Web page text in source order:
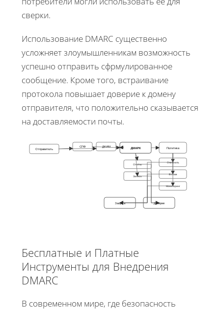
сверки.
Использование DMARC существенно
усложняет злоумышленникам возможность
успешно отправить сфрмулированное
сообщение. Кроме того, встраивание
протокола повышает доверие к домену
отправителя, что положительно сказывается
на доставляемости почты.
Отправитель
СПФ ДКИМ ДМАРК Политика
Отчёты
Запись
Отклонить
В спам
Мониторинг
Защита Доверие
Бесплатные и Платные
Инструменты для Внедрения
DMARC
В современном мире, где безопасность